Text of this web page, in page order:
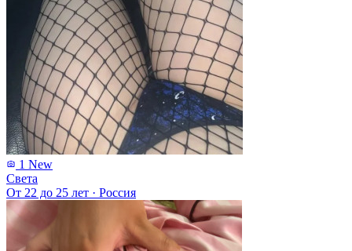
1 New
Света
От 22 до 25 лет · Россия